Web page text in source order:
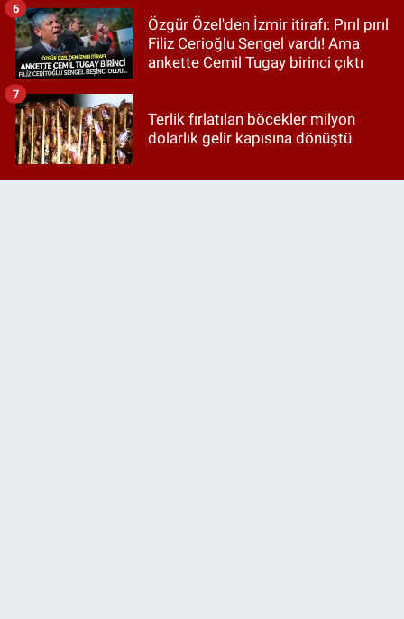
Özgür Özel'den İzmir itirafı: Pırıl pırıl
Filiz Cerioğlu Sengel vardı! Ama
ankette Cemil Tugay birinci çıktı
6
Terlik fırlatılan böcekler milyon
dolarlık gelir kapısına dönüştü
7